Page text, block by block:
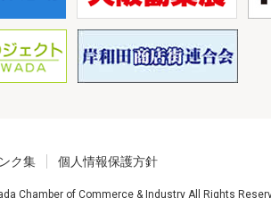
ク集 個人情報保護方針
Chamber of Commerce & Industry All Rights